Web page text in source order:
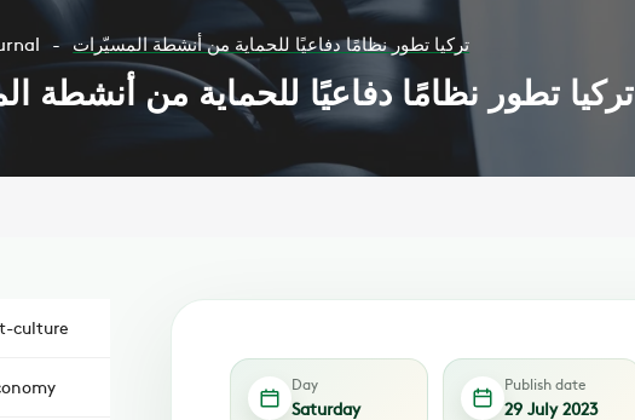
تركيا تطور نظامًا دفاعيًا للحماية من أنشطة المسيّرات
تركيا تطور نظامًا دفاعيًا للحماية من أنشطة
culture
Day
Saturday
Publish date
29 July 2023